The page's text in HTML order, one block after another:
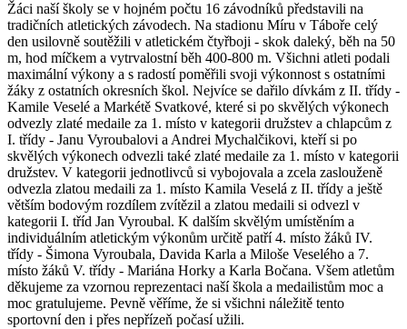
Žáci naší školy se v hojném počtu 16 závodníků představili na
tradičních atletických závodech. Na stadionu Míru v Táboře celý
den usilovně soutěžili v atletickém čtyřboji - skok daleký, běh na 50
m, hod míčkem a vytrvalostní běh 400-800 m. Všichni atleti podali
maximální výkony a s radostí poměřili svoji výkonnost s ostatními
žáky z ostatních okresních škol. Nejvíce se dařilo dívkám z II. třídy -
Kamile Veselé a Markétě Svatkové, které si po skvělých výkonech
odvezly zlaté medaile za 1. místo v kategorii družstev a chlapcům z
I. třídy - Janu Vyroubalovi a Andrei Mychalčikovi, kteří si po
skvělých výkonech odvezli také zlaté medaile za 1. místo v kategorii
družstev. V kategorii jednotlivců si vybojovala a zcela zaslouženě
odvezla zlatou medaili za 1. místo Kamila Veselá z II. třídy a ještě
větším bodovým rozdílem zvítězil a zlatou medaili si odvezl v
kategorii I. tříd Jan Vyroubal. K dalším skvělým umístěním a
individuálním atletickým výkonům určitě patří 4. místo žáků IV.
třídy - Šimona Vyroubala, Davida Karla a Miloše Veselého a 7.
místo žáků V. třídy - Mariána Horky a Karla Bočana. Všem atletům
děkujeme za vzornou reprezentaci naší škola a medailistům moc a
moc gratulujeme. Pevně věříme, že si všichni náležitě tento
sportovní den i přes nepřízeň počasí užili.